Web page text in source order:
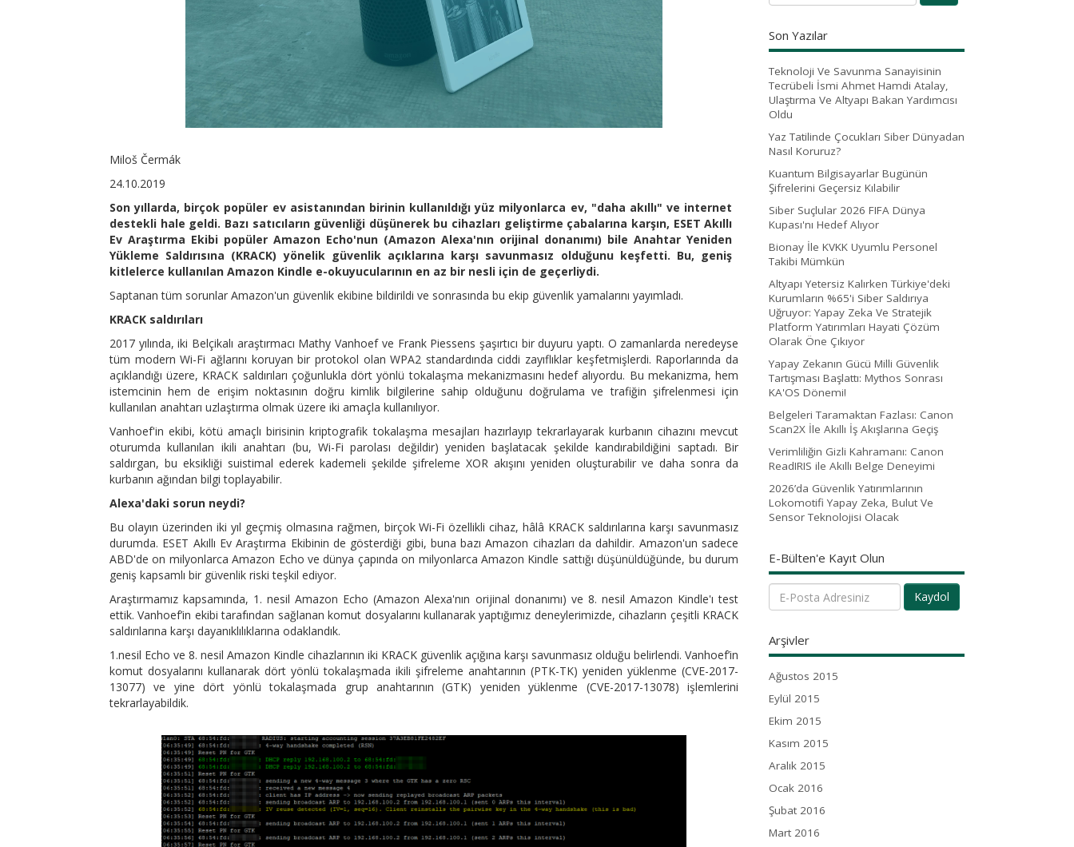
Miloš Čermák
24.10.2019
Son yıllarda, birçok popüler ev asistanından birinin kullanıldığı yüz milyonlarca ev, "daha akıllı" ve internet
destekli hale geldi. Bazı satıcıların güvenliği düşünerek bu cihazları geliştirme çabalarına karşın, ESET Akıllı
Ev Araştırma Ekibi popüler Amazon Echo'nun (Amazon Alexa'nın orijinal donanımı) bile Anahtar Yeniden
Yükleme Saldırısına (KRACK) yönelik güvenlik açıklarına karşı savunmasız olduğunu keşfetti. Bu, geniş
kitlelerce kullanılan Amazon Kindle e-okuyucularının en az bir nesli için de geçerliydi.
Saptanan tüm sorunlar Amazon'un güvenlik ekibine bildirildi ve sonrasında bu ekip güvenlik yamalarını yayımladı.
KRACK saldırıları
2017 yılında, iki Belçikalı araştırmacı Mathy Vanhoef ve Frank Piessens şaşırtıcı bir duyuru yaptı. O zamanlarda neredeyse
tüm modern Wi-Fi ağlarını koruyan bir protokol olan WPA2 standardında ciddi zayıflıklar keşfetmişlerdi. Raporlarında da
açıklandığı üzere, KRACK saldırıları çoğunlukla dört yönlü tokalaşma mekanizmasını hedef alıyordu. Bu mekanizma, hem
istemcinin hem de erişim noktasının doğru kimlik bilgilerine sahip olduğunu doğrulama ve trafiğin şifrelenmesi için
kullanılan anahtarı uzlaştırma olmak üzere iki amaçla kullanılıyor.
Vanhoef'in ekibi, kötü amaçlı birisinin kriptografik tokalaşma mesajları hazırlayıp tekrarlayarak kurbanın cihazını mevcut
oturumda kullanılan ikili anahtarı (bu, Wi-Fi parolası değildir) yeniden başlatacak şekilde kandırabildiğini saptadı. Bir
saldırgan, bu eksikliği suistimal ederek kademeli şekilde şifreleme XOR akışını yeniden oluşturabilir ve daha sonra da
kurbanın ağından bilgi toplayabilir.
Alexa'daki sorun neydi?
Bu olayın üzerinden iki yıl geçmiş olmasına rağmen, birçok Wi-Fi özellikli cihaz, hâlâ KRACK saldırılarına karşı savunmasız
durumda. ESET Akıllı Ev Araştırma Ekibinin de gösterdiği gibi, buna bazı Amazon cihazları da dahildir. Amazon'un sadece
ABD'de on milyonlarca Amazon Echo ve dünya çapında on milyonlarca Amazon Kindle sattığı düşünüldüğünde, bu durum
geniş kapsamlı bir güvenlik riski teşkil ediyor.
Araştırmamız kapsamında, 1. nesil Amazon Echo (Amazon Alexa'nın orijinal donanımı) ve 8. nesil Amazon Kindle'ı test
ettik. Vanhoef’in ekibi tarafından sağlanan komut dosyalarını kullanarak yaptığımız deneylerimizde, cihazların çeşitli KRACK
saldırılarına karşı dayanıklılıklarına odaklandık.
1.nesil Echo ve 8. nesil Amazon Kindle cihazlarının iki KRACK güvenlik açığına karşı savunmasız olduğu belirlendi. Vanhoef’in
komut dosyalarını kullanarak dört yönlü tokalaşmada ikili şifreleme anahtarının (PTK-TK) yeniden yüklenme (CVE-2017-
13077) ve yine dört yönlü tokalaşmada grup anahtarının (GTK) yeniden yüklenme (CVE-2017-13078) işlemlerini
tekrarlayabildik.
Son Yazılar
Teknoloji Ve Savunma Sanayisinin
Tecrübeli İsmi Ahmet Hamdi Atalay,
Ulaştırma Ve Altyapı Bakan Yardımcısı
Oldu
Yaz Tatilinde Çocukları Siber Dünyadan
Nasıl Koruruz?
Kuantum Bilgisayarlar Bugünün
Şifrelerini Geçersiz Kılabilir
Siber Suçlular 2026 FIFA Dünya
Kupası'nı Hedef Alıyor
Bionay İle KVKK Uyumlu Personel
Takibi Mümkün
Altyapı Yetersiz Kalırken Türkiye'deki
Kurumların %65'i Siber Saldırıya
Uğruyor: Yapay Zeka Ve Stratejik
Platform Yatırımları Hayati Çözüm
Olarak Öne Çıkıyor
Yapay Zekanın Gücü Milli Güvenlik
Tartışması Başlattı: Mythos Sonrası
KA'OS Dönemi!
Belgeleri Taramaktan Fazlası: Canon
Scan2X İle Akıllı İş Akışlarına Geçiş
Verimliliğin Gizli Kahramanı: Canon
ReadIRIS ile Akıllı Belge Deneyimi
2026’da Güvenlik Yatırımlarının
Lokomotifi Yapay Zeka, Bulut Ve
Sensor Teknolojisi Olacak
E-Bülten'e Kayıt Olun
Kaydol
Arşivler
Ağustos 2015
Eylül 2015
Ekim 2015
Kasım 2015
Aralık 2015
Ocak 2016
Şubat 2016
Mart 2016